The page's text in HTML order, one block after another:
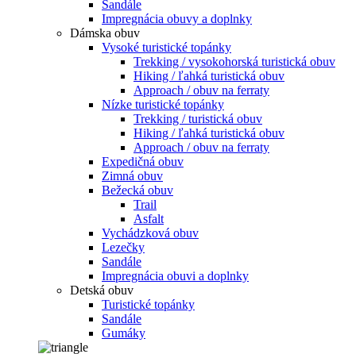
Sandále
Impregnácia obuvy a doplnky
Dámska obuv
Vysoké turistické topánky
Trekking / vysokohorská turistická obuv
Hiking / ľahká turistická obuv
Approach / obuv na ferraty
Nízke turistické topánky
Trekking / turistická obuv
Hiking / ľahká turistická obuv
Approach / obuv na ferraty
Expedičná obuv
Zimná obuv
Bežecká obuv
Trail
Asfalt
Vychádzková obuv
Lezečky
Sandále
Impregnácia obuvi a doplnky
Detská obuv
Turistické topánky
Sandále
Gumáky